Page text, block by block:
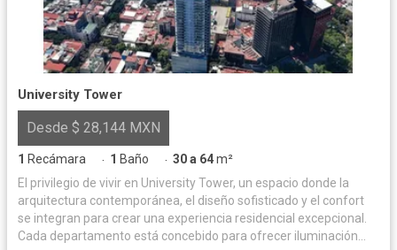
University Tower
Desde $ 28,144 MXN
1 Recámara · 1 Baño · 30 a 64m²
El privilegio de vivir en University Tower, un espacio donde la
arquitectura contemporánea, el diseño sofisticado y el confort
se integran para crear una experiencia residencial excepcional.
Cada departamento está concebido para ofrecer iluminación